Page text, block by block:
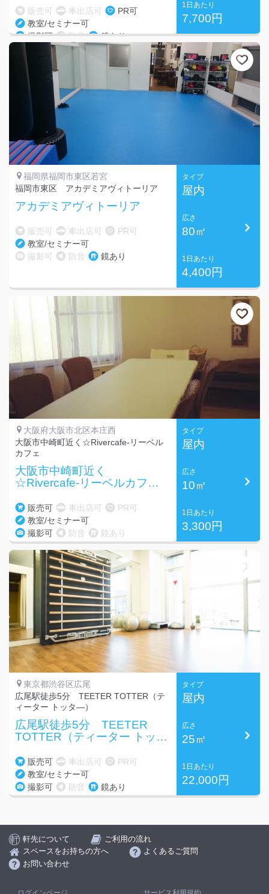
販売可 車出店可
PR可
教室/セミナー可
撮影可
防音 鏡あり
1日あたり
7,700円
福岡県福岡市東区若宮
福岡市東区 アカデミアヴィトーリア
アカデミアヴィトーリア
販売可 車出店可
PR可
教室/セミナー可
撮影可
防音 鏡あり
タイプ
屋内
広さ
80㎡
1日あたり
4,400円
大阪府大阪市北区本庄西
大阪市中崎町近く☆Rivercafe-リーベル
カフェ
大阪市中崎町近く
☆Rivercafe-リーベルカフ
販売可 車出店可
PR可
教室/セミナー可
撮影可
防音 鏡あり
タイプ
屋内
広さ
10㎡
1日あたり
3,300円
東京都渋谷区広尾
広尾駅徒歩5分 TEETER TOTTER（テ
ィーター トッタ―）
広尾駅徒歩5分 TEETER
TOTTER（ティーター トッタ
販売可 車出店可
PR可
教室/セミナー可
撮影可
防音 鏡あり
タイプ
屋内
広さ
25㎡
1日あたり
22,000円
軒先について
ご利用の流れ
スペースをお持ちの方へ
よくあるご質問
お問い合わせ